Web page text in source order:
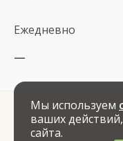
Ежедневно
—
Мы используем
ваших
сайта.